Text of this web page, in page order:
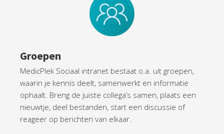
Groepen
MedicPlek Sociaal intranet bestaat o.a. uit groepen,
waarin je kennis deelt, samenwerkt en informatie
ophaalt. Breng de juiste collega’s samen, plaats een
nieuwtje, deel bestanden, start een discussie of
reageer op berichten van elkaar.